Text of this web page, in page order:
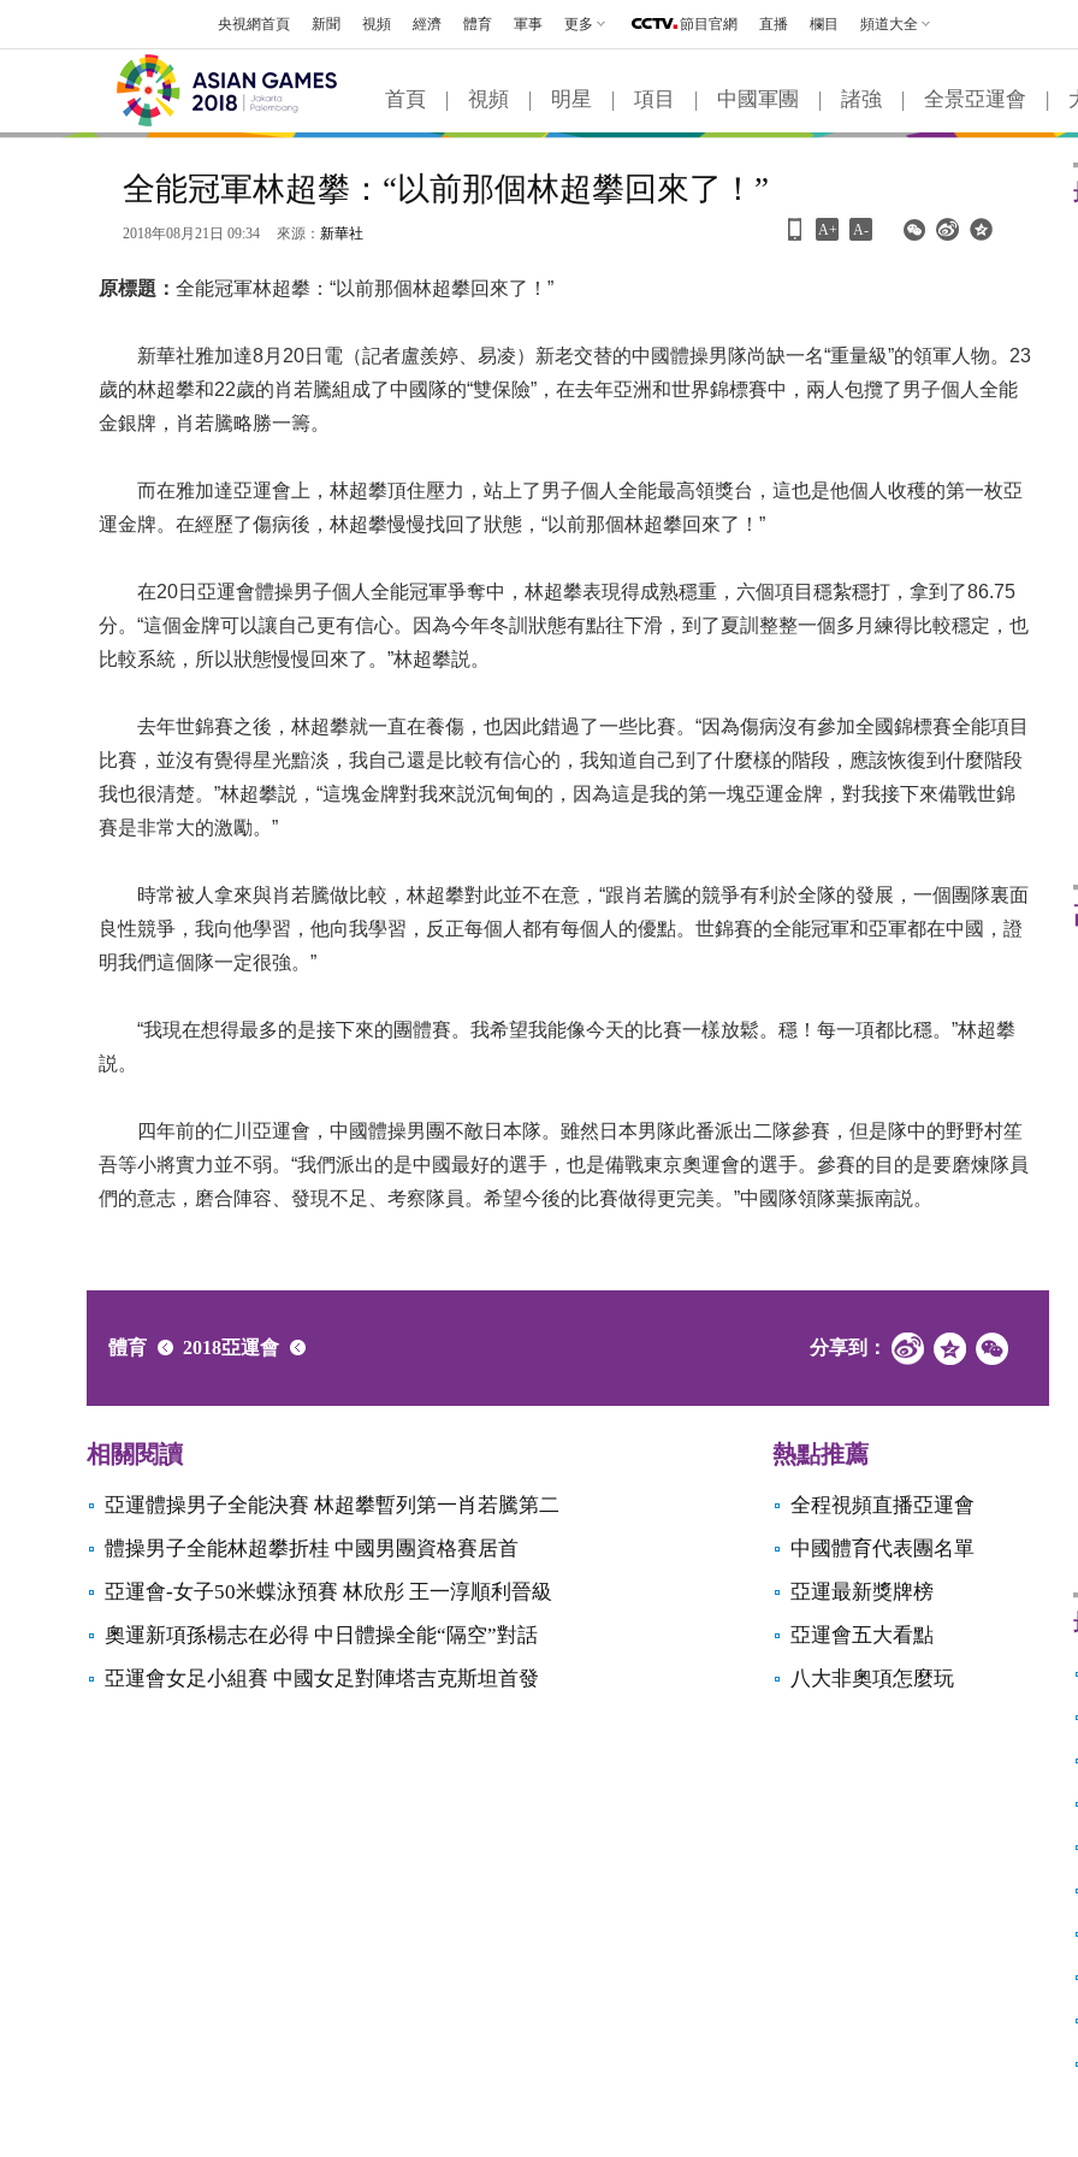
央視網首頁 新聞 視頻 經濟 體育 軍事 更多 節目官網 直播 欄目 頻道大全
首頁 | 視頻 | 明星 | 項目 | 中國軍團 | 諸強 | 全景亞運會 |
全能冠軍林超攀：“以前那個林超攀回來了！”
2018年08月21日 09:34 來源： 新華社 A+ A-
原標題： 全能冠軍林超攀：“以前那個林超攀回來了！”
新華社雅加達8月20日電（記者盧羨婷、易凌）新老交替的中國體操男隊尚缺一名“重量級”的領軍人物。23
歲的林超攀和22歲的肖若騰組成了中國隊的“雙保險”，在去年亞洲和世界錦標賽中，兩人包攬了男子個人全能
金銀牌，肖若騰略勝一籌。
而在雅加達亞運會上，林超攀頂住壓力，站上了男子個人全能最高領獎台，這也是他個人收穫的第一枚亞
運金牌。在經歷了傷病後，林超攀慢慢找回了狀態，“以前那個林超攀回來了！”
在20日亞運會體操男子個人全能冠軍爭奪中，林超攀表現得成熟穩重，六個項目穩紮穩打，拿到了86.75
分。“這個金牌可以讓自己更有信心。因為今年冬訓狀態有點往下滑，到了夏訓整整一個多月練得比較穩定，也
比較系統，所以狀態慢慢回來了。”林超攀説。
去年世錦賽之後，林超攀就一直在養傷，也因此錯過了一些比賽。“因為傷病沒有參加全國錦標賽全能項目
比賽，並沒有覺得星光黯淡，我自己還是比較有信心的，我知道自己到了什麼樣的階段，應該恢復到什麼階段
我也很清楚。”林超攀説，“這塊金牌對我來説沉甸甸的，因為這是我的第一塊亞運金牌，對我接下來備戰世錦
賽是非常大的激勵。”
時常被人拿來與肖若騰做比較，林超攀對此並不在意，“跟肖若騰的競爭有利於全隊的發展，一個團隊裏面
良性競爭，我向他學習，他向我學習，反正每個人都有每個人的優點。世錦賽的全能冠軍和亞軍都在中國，證
明我們這個隊一定很強。”
“我現在想得最多的是接下來的團體賽。我希望我能像今天的比賽一樣放鬆。穩！每一項都比穩。”林超攀
説。
四年前的仁川亞運會，中國體操男團不敵日本隊。雖然日本男隊此番派出二隊參賽，但是隊中的野野村笙
吾等小將實力並不弱。“我們派出的是中國最好的選手，也是備戰東京奧運會的選手。參賽的目的是要磨煉隊員
們的意志，磨合陣容、發現不足、考察隊員。希望今後的比賽做得更完美。”中國隊領隊葉振南説。
體育 2018亞運會 分享到：
相關閱讀
亞運體操男子全能決賽 林超攀暫列第一肖若騰第二
體操男子全能林超攀折桂 中國男團資格賽居首
亞運會-女子50米蝶泳預賽 林欣彤 王一淳順利晉級
奧運新項孫楊志在必得 中日體操全能“隔空”對話
亞運會女足小組賽 中國女足對陣塔吉克斯坦首發
熱點推薦
全程視頻直播亞運會
中國體育代表團名單
亞運最新獎牌榜
亞運會五大看點
八大非奧項怎麼玩